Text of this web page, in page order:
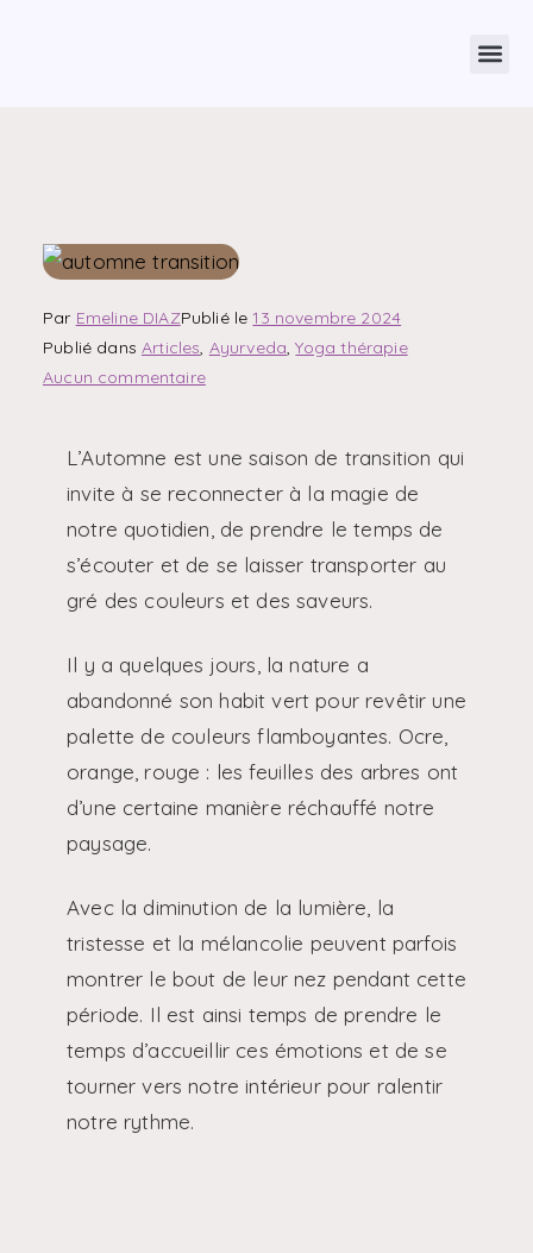
Par Emeline DIAZPublié le13 novembre 2024
Publié dansArticles, Ayurveda,Yoga thérapie
Aucun commentaire
L’Automne est une saison de transition qui
invite à se reconnecter à la magie de
notre quotidien, de prendre le temps de
s’écouter et de se laisser transporter au
gré des couleurs et des saveurs.
Il y a quelques jours, la nature a
abandonné son habit vert pour revêtir une
palette de couleurs flamboyantes. Ocre,
orange, rouge : les feuilles des arbres ont
d’une certaine manière réchauffé notre
paysage.
Avec la diminution de la lumière, la
tristesse et la mélancolie peuvent parfois
montrer le bout de leur nez pendant cette
période. Il est ainsi temps de prendre le
temps d’accueillir ces émotions et de se
tourner vers notre intérieur pour ralentir
notre rythme.